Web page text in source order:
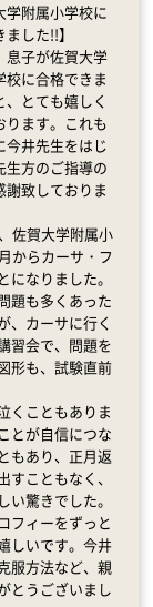
学附属小学校に
した!!】
息子が佐賀大学
校に合格できま
、とても嬉しく
ります。これも
今井先生をはじ
生方のご指導の
謝致しておりま
佐賀大学附属小
からカーサ・フ
なりました。
題も多くあった
、カーサに行く
習会で、問題を
形も、試験直前
くこともありま
とが自信につな
もあり、正月返
こともなく、
驚きでした。
フィーをずっと
しいです。今井
服方法など、親
とうございまし